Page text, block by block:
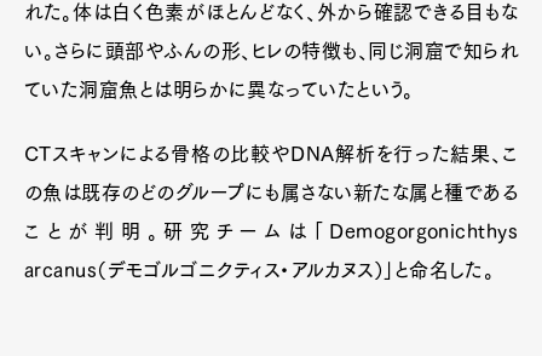
れた。体は白く色素がほとんどなく、外から確認できる目もな
い。さらに頭部やふんの形、ヒレの特徴も、同じ洞窟で知られ
ていた洞窟魚とは明らかに異なっていたという。
CTスキャンによる骨格の比較やDNA解析を行った結果、こ
の魚は既存のどのグループにも属さない新たな属と種である
ことが判明。研究チームは「Demogorgonichthys
arcanus（デモゴルゴニクティス・アルカヌス）」と命名した。